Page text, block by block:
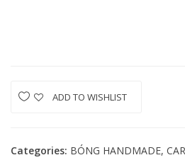
ADD TO WISHLIST
Categories: BÓNG HANDMADE,